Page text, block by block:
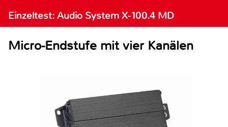
Einzeltest: Audio System X-100.4 MD
Micro-Endstufe mit vier Kanälen